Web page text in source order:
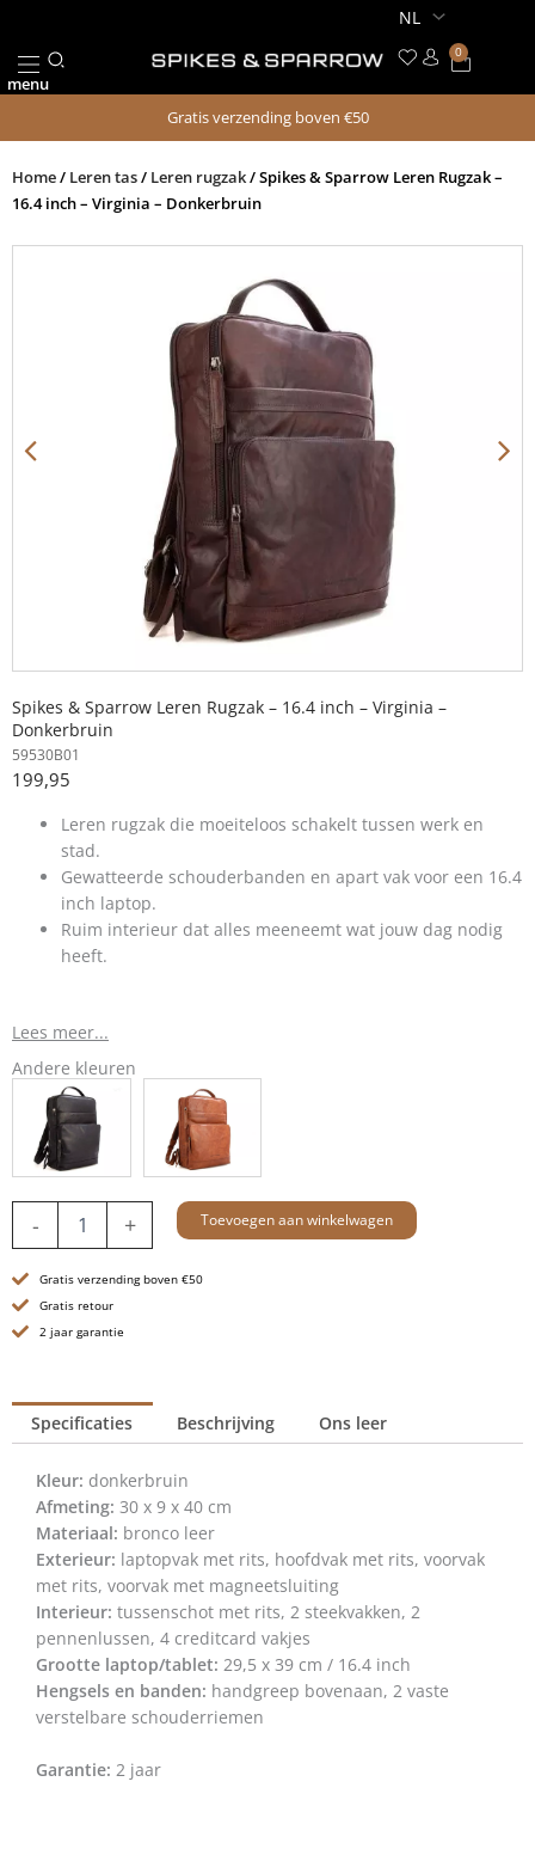
de
inhoud
menu
0
Gratis verzending boven €50
Home/ Leren tas/ Leren rugzak/ Spikes & Sparrow Leren Rugzak –
16.4 inch – Virginia – Donkerbruin
Spikes & Sparrow Leren Rugzak – 16.4 inch – Virginia –
Donkerbruin
59530B01
199,95
Leren rugzak die moeiteloos schakelt tussen werk en
stad.
Gewatteerde schouderbanden en apart vak voor een 16.4
inch laptop.
Ruim interieur dat alles meeneemt wat jouw dag nodig
heeft.
Lees meer...
Andere kleuren
-
Rugzak
16.4
inch
-
Donkerbruin
aantal
+ Toevoegen aan winkelwagen
Gratis verzending boven €50
Gratis retour
2 jaar garantie
Specificaties Beschrijving Ons leer
Kleur: donkerbruin
Afmeting: 30 x 9 x 40 cm
Materiaal: bronco leer
Exterieur: laptopvak met rits, hoofdvak met rits, voorvak
met rits, voorvak met magneetsluiting
Interieur: tussenschot met rits, 2 steekvakken, 2
pennenlussen, 4 creditcard vakjes
Grootte laptop/tablet: 29,5 x 39 cm / 16.4 inch
Hengsels en banden: handgreep bovenaan, 2 vaste
verstelbare schouderriemen
Garantie: 2 jaar